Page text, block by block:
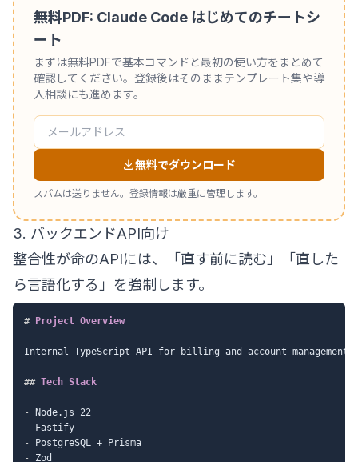
無料PDF: Claude Code はじめてのチートシ
ート
まずは無料PDFで基本コマンドと最初の使い方をまとめて
確認してください。登録後はそのままテンプレート集や導
入相談にも進めます。
無料でダウンロード
スパムは送りません。登録情報は厳重に管理します。
3. バックエンドAPI向け
整合性が命のAPIには、「直す前に読む」「直した
ら言語化する」を強制します。
# Project Overview
Internal TypeScript API for billing and account management.
## Tech Stack
-
-
-
-